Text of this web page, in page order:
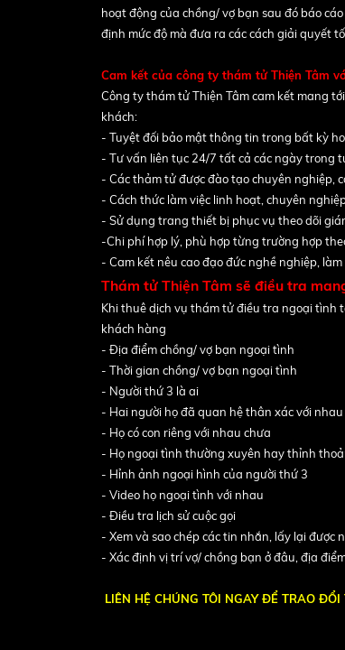
hoạt động của chồng/ vợ bạn sau đó báo
định mức độ mà đưa ra các cách giải quyết
Cam kết của công ty thám tử Thiện Tâm
Công ty thám tử Thiện Tâm cam kết mang
khách:
- Tuyệt đối bảo mật thông tin trong bất kỳ
- Tư vấn liên tục 24/7 tất cả các ngày trong
- Các thảm tử được đào tạo chuyên nghiệp,
- Cách thức làm việc linh hoạt, chuyên
- Sử dụng trang thiết bị phục vụ theo dõi
-Chi phí hợp lý, phù hợp từng trường hợp
- Cam kết nêu cao đạo đức nghề nghiệp,
Thám tử Thiện Tâm sẽ điều tra
Khi thuê dịch vụ thám tử điều tra ngoại tình
khách hàng
- Địa điểm chồng/ vợ bạn ngoại tình
- Thời gian chồng/ vợ bạn ngoại tình
- Người thứ 3 là ai
- Hai người họ đã quan hệ thân xác với nhau
- Họ có con riêng với nhau chưa
- Họ ngoại tình thường xuyên hay thỉnh
- Hỉnh ảnh ngoại hình của người thứ 3
- Video họ ngoại tình với nhau
- Điều tra lịch sử cuộc gọi
- Xem và sao chép các tin nhắn, lấy lại được
- Xác định vị trí vợ/ chồng bạn ở đâu, địa
LIÊN HỆ CHÚNG TÔI NGAY ĐỂ TRAO